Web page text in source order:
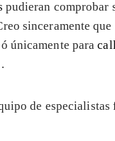
pudieran comprobar
sinceramente que
únicamente para
de especialistas